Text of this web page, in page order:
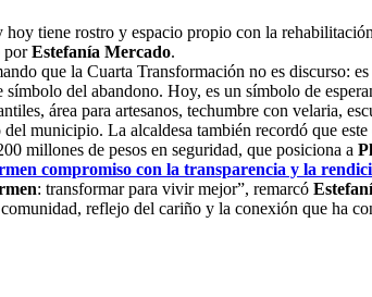
hoy tiene rostro y espacio propio con la
porEstefanía Mercado.
que la Cuarta Transformación no es discurso:
símbolo del abandono. Hoy, es un símbolo de
área para artesanos, techumbre con velaria,
municipio. La alcaldesa también recordó que
millones de pesos en seguridad, que posiciona a
compromiso con la transparencia y la
: transformar para vivir mejor”, remarcó
reflejo del cariño y la conexión que ha